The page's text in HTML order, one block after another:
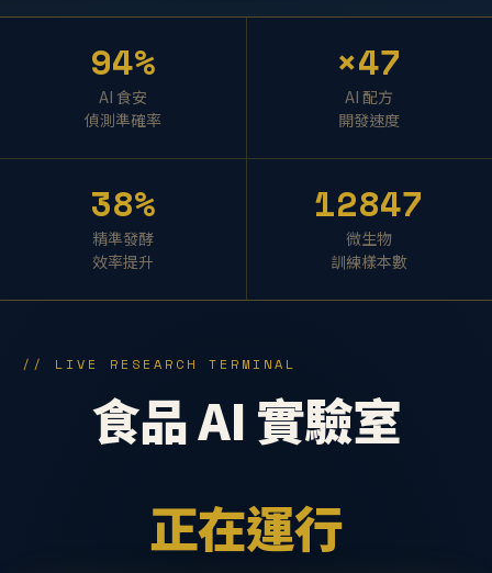
94%
AI 食安
偵測準確率
×47
AI 配方
開發速度
38%
精準發酵
效率提升
12847
微生物
訓練樣本數
// LIVE RESEARCH TERMINAL
食品 AI 實驗室
正在運行